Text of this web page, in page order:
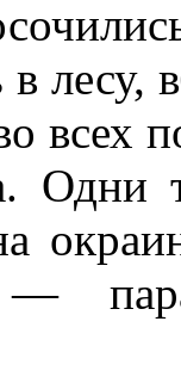
в
всех
Одни